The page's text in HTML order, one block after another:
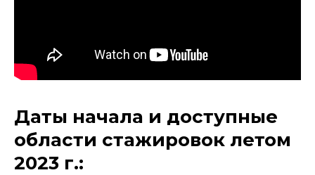
Даты начала и доступные
области стажировок летом
2023 г.: